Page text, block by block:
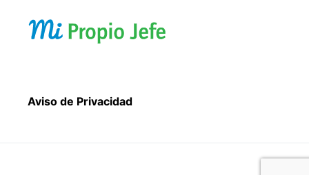
Aviso de Privacidad